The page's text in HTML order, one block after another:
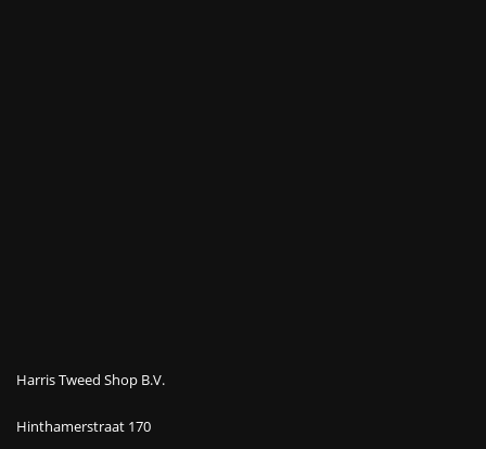
Harris Tweed Shop B.V.
Hinthamerstraat 170